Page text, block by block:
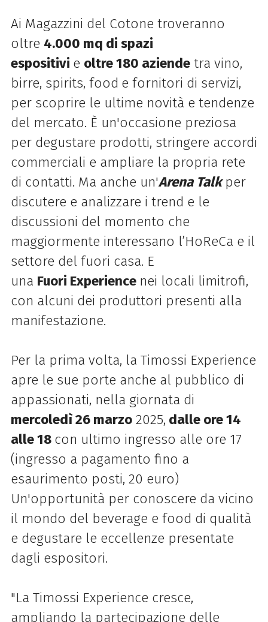
Ai Magazzini del Cotone troveranno
oltre 4.000 mq di spazi
espositivi e oltre 180 aziendetra vino,
birre, spirits, food e fornitori di servizi,
per scoprire le ultime novità e tendenze
del mercato. È un'occasione preziosa
per degustare prodotti, stringere accordi
commerciali e ampliare la propria rete
di contatti. Ma anche un'Arena Talkper
discutere e analizzare i trend e le
discussioni del momento che
maggiormente interessano l’HoReCa e il
settore del fuori casa. E
una Fuori Experience nei locali limitrofi,
con alcuni dei produttori presenti alla
manifestazione.
Per la prima volta, la Timossi Experience
apre le sue porte anche al pubblico di
appassionati, nella giornata di
mercoledì 26 marzo2025, dalle ore 14
alle 18 con ultimo ingresso alle ore 17
(ingresso a pagamento fino a
esaurimento posti, 20 euro)
Un'opportunità per conoscere da vicino
il mondo del beverage e food di qualità
e degustare le eccellenze presentate
dagli espositori.
"La Timossi Experience cresce,
ampliando la partecipazione delle